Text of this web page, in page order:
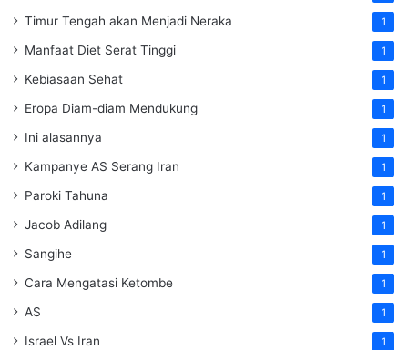
Timur Tengah akan Menjadi Neraka 1
Manfaat Diet Serat Tinggi 1
Kebiasaan Sehat 1
Eropa Diam-diam Mendukung 1
Ini alasannya 1
Kampanye AS Serang Iran 1
Paroki Tahuna 1
Jacob Adilang 1
Sangihe 1
Cara Mengatasi Ketombe 1
AS 1
Israel Vs Iran 1